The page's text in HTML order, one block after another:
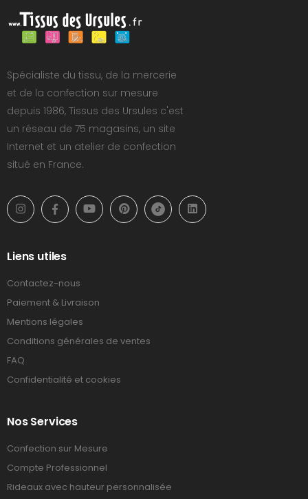
Spécialiste du tissu, de la mercerie
et de la confection sur mesure
depuis 1986, Tissus des Ursules c'est
un réseau de 75 magasins, un site
Internet et un atelier de confection
situé en France.
Liens utiles
Contactez-nous
Paiement & Livraison
Mentions légales
Conditions générales de ventes
FAQ
Confidentialité et cookies
Nos Services
Confection sur Mesure
Compte Professionnel
Rideaux avec hauteur personnalisée